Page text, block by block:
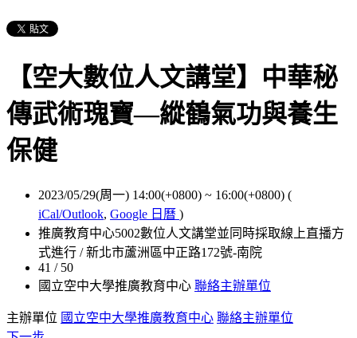
【空大數位人文講堂】中華秘
傳武術瑰寶—縱鶴氣功與養生
保健
2023/05/29(周一) 14:00(+0800) ~ 16:00(+0800) (
iCal/Outlook, Google 日曆 )
推廣教育中心5002數位人文講堂並同時採取線上直播方
式進行 / 新北市蘆洲區中正路172號-南院
41 / 50
國立空中大學推廣教育中心 聯絡主辦單位
主辦單位 國立空中大學推廣教育中心 聯絡主辦單位